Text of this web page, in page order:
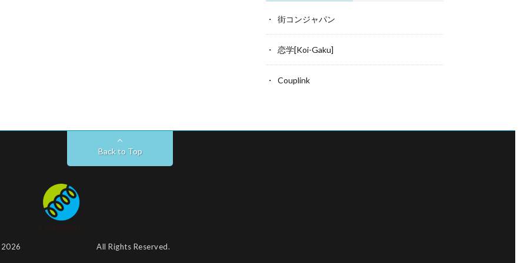
街コンジャパン
恋学[Koi-Gaku]
Couplink
Back to Top
All Rights Reserved.